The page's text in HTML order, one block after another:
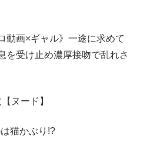
動画×ギャル》一途に求めて
を受け止め濃厚接吻で乱れさ
ヌード】
猫かぶり!?